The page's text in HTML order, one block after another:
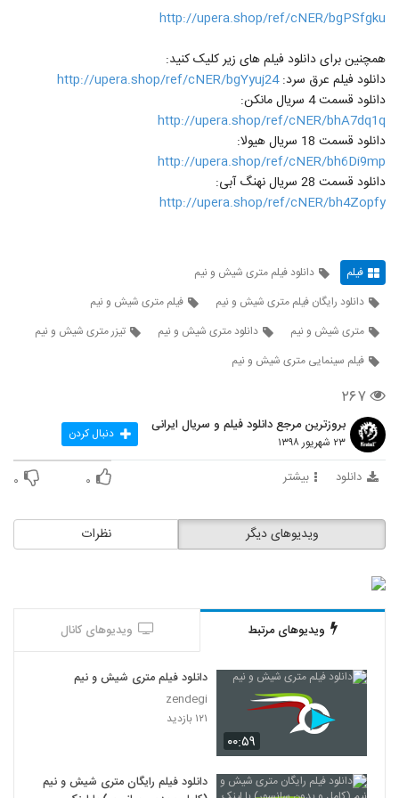
http://upera.shop/ref/cNER/bgPSfgku
همچنین برای دانلود فیلم های زیر کلیک کنید:
دانلود فیلم عرق سرد:http://upera.shop/ref/cNER/bgYyuj24
دانلود قسمت 4 سریال مانکن:
http://upera.shop/ref/cNER/bhA7dq1q
دانلود قسمت 18 سریال هیولا:
http://upera.shop/ref/cNER/bh6Di9mp
دانلود قسمت 28 سریال نهنگ آبی:
http://upera.shop/ref/cNER/bh4Zopfy
فیلم
دانلود فیلم متری شیش و نیم
دانلود رایگان فیلم متری شیش و نیم
فیلم متری شیش و نیم
متری شیش و نیم
دانلود متری شیش و نیم
تیزر متری شیش و نیم
فیلم سینمایی متری شیش و نیم
۲۶۷
بروزترین مرجع دانلود فیلم و سریال ایرانی
۲۳ شهریور ۱۳۹۸ دنبال کردن
دانلود بیشتر ۰ ۰
نظرات ویدیوهای دیگر
ویدیوهای مرتبط ویدیوهای کانال
۰۰:۵۹
دانلود فیلم متری شیش و نیم
zendegi
۱۲۱ بازدید
دانلود فیلم رایگان متری شیش و نیم